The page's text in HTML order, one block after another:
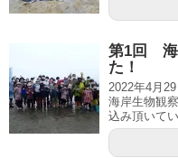
第1回 海
た！
2022年4月
海岸生物観
込み頂いて